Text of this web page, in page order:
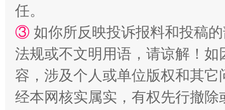
任。
③ 如你所反映投诉报料和投稿
法规或不文明用语，请谅解！
容，涉及个人或单位版权和其它
经本网核实属实，有权先行撤